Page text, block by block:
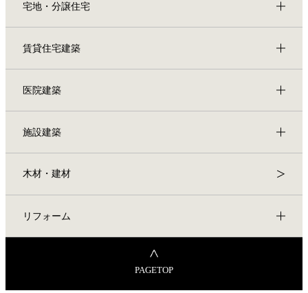
宅地・分譲住宅
賃貸住宅建築
医院建築
施設建築
木材・建材
リフォーム
PAGETOP